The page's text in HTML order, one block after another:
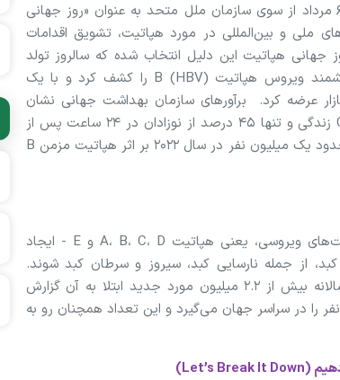
به گزارش پایگاه خبری تحلیلی خیر ایران، ۲۸ جولای، مصادف با ۶ مرداد از سوی سازمان ملل متحد به عنوان «روز جهانی
ملی و بین‌المللی در مورد هپاتیت، تشویق اقدامات
جهانی هپاتیت این دلیل انتخاب شده که سالروز تولد
«دکتر باروخ بلومبرگ»، دانشمند برنده جایزه نوبل است. این دانشمند ویروس هپاتیت B (HBV) را کشف کرد و با یک
عرضه کرد. برآور‌های سازمان بهداشت جهانی نشان
می‌دهد که ۳۰۴ میلیون نفر در سال ۲۰۲۲ با هپاتیت مزمن B و C زندگی و تنها ۴۵ درصد از نوزادان در ۲۴ ساعت پس از
تولد در سال ۲۰۲۲ واکسن هپاتیت B را دریافت کرده‌اند. همچنین حدود یک میلیون نفر در سال ۲۰۲۲ بر اثر هپاتیت مزمن B
هپاتیت یک نوع بیماری التهاب کبد است که عمدتاً توسط عفونت‌های ویروسی، یعنی هپاتیت A، B، C، D و E - ایجاد
از جمله نارسایی کبد، سیروز و سرطان کبد شوند.
هپاتیت اکنون دومین بیماری عفونی کشندۀ در جهان است که سالانه بیش از ۲.۲ میلیون مورد جدید ابتلا به آن گزارش
مرتبط با هپاتیت جان بیش از ۱ میلیون نفر را در سراسر جهان می‌گیرد و این تعداد همچنان رو به